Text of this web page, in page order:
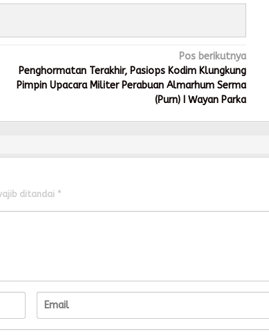
Pos berikutnya
Penghormatan Terakhir, Pasiops Kodim Klungkung
Pimpin Upacara Militer Perabuan Almarhum Serma
(Purn) I Wayan Parka
ditandai *